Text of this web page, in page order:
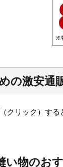
の激安通
クリック）する
い物のお